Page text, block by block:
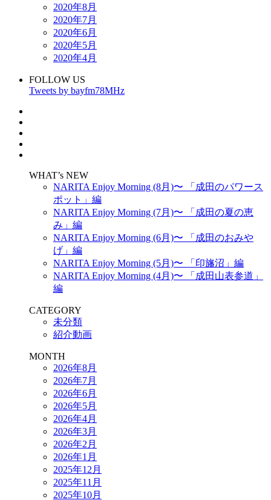
2020年8月
2020年7月
2020年6月
2020年5月
2020年4月
FOLLOW US
Tweets by bayfm78MHz
WHAT’s NEW
NARITA Enjoy Morning (8月)〜 「成田のパワース
ポット」編
NARITA Enjoy Morning (7月)〜 「成田の夏の恵
み」編
NARITA Enjoy Morning (6月)〜 「成田のおみや
げ」編
NARITA Enjoy Morning (5月)〜 「印旛沼」編
NARITA Enjoy Morning (4月)〜 「成田山表参道」
編
CATEGORY
未分類
紹介動画
MONTH
2026年8月
2026年7月
2026年6月
2026年5月
2026年4月
2026年3月
2026年2月
2026年1月
2025年12月
2025年11月
2025年10月